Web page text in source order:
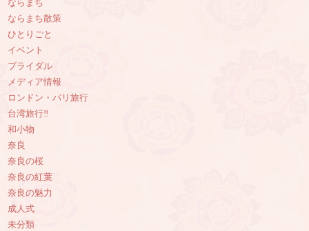
ならまち
ならまち散策
ひとりごと
イベント
ブライダル
メディア情報
ロンドン・パリ旅行
台湾旅行‼︎
和小物
奈良
奈良の桜
奈良の紅葉
奈良の魅力
成人式
未分類